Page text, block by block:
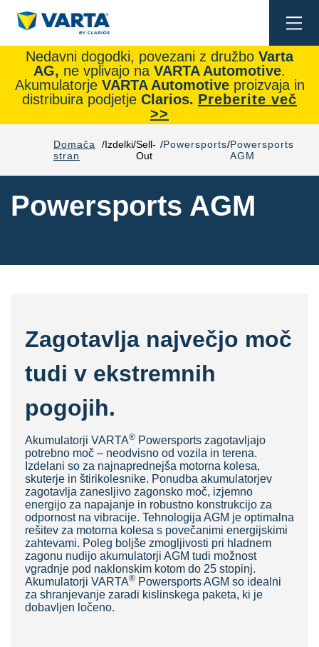
Nedavni dogodki, povezani z družbo Varta
AG, ne vplivajo na VARTA Automotive.
Akumulatorje VARTA Automotiveproizvaja in
distribuira podjetje Clarios. Preberite več
>>
Domača
stran
Izdelki Sell-
Out
Powersports Powersports
AGM
Powersports AGM
Zagotavlja največjo moč
tudi v ekstremnih
pogojih.
Akumulatorji VARTA® Powersports zagotavljajo
potrebno moč – neodvisno od vozila in terena.
Izdelani so za najnaprednejša motorna kolesa,
skuterje in štirikolesnike. Ponudba akumulatorjev
zagotavlja zanesljivo zagonsko moč, izjemno
energijo za napajanje in robustno konstrukcijo za
odpornost na vibracije. Tehnologija AGM je optimalna
rešitev za motorna kolesa s povečanimi energijskimi
zahtevami. Poleg boljše zmogljivosti pri hladnem
zagonu nudijo akumulatorji AGM tudi možnost
vgradnje pod naklonskim kotom do 25 stopinj.
Akumulatorji VARTA® Powersports AGM so idealni
za shranjevanje zaradi kislinskega paketa, ki je
dobavljen ločeno.